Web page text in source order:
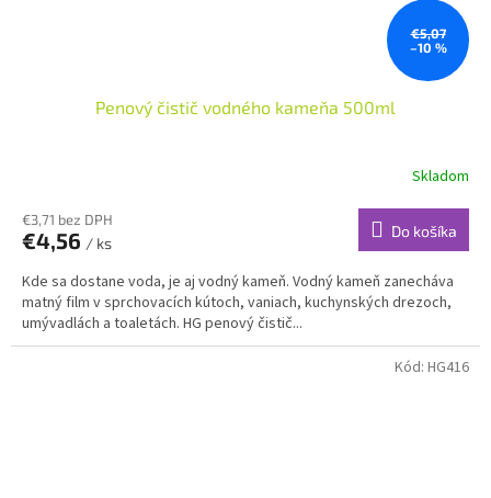
€5,07
–10 %
Penový čistič vodného kameňa 500ml
Skladom
€3,71 bez DPH
€4,56 / ks
Do košíka
Kde sa dostane voda, je aj vodný kameň. Vodný kameň zanecháva
matný film v sprchovacích kútoch, vaniach, kuchynských drezoch,
umývadlách a toaletách. HG penový čistič...
Kód: HG416